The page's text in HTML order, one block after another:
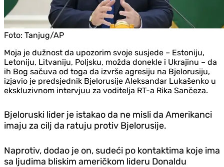
Foto: Tanjug/AP
Moja je dužnost da upozorim svoje susjede – Estoniju,
Letoniju, Litvaniju, Poljsku, možda donekle i Ukrajinu – da
ih Bog sačuva od toga da izvrše agresiju na Bjelorusiju,
izjavio je predsjednik Bjelorusije Aleksandar Lukašenko u
ekskluzivnom intervjuu za voditelja RT-a Rika Sančeza.
Bjeloruski lider je istakao da ne misli da Amerikanci
imaju za cilj da ratuju protiv Bjelorusije.
Naprotiv, dodao je on, sudeći po kontaktima koje ima
sa ljudima bliskim američkom lideru Donaldu